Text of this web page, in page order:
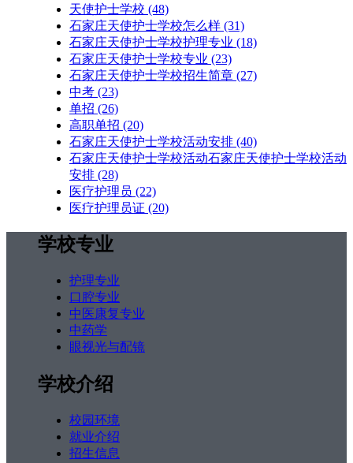
天使护士学校 (48)
石家庄天使护士学校怎么样 (31)
石家庄天使护士学校护理专业 (18)
石家庄天使护士学校专业 (23)
石家庄天使护士学校招生简章 (27)
中考 (23)
单招 (26)
高职单招 (20)
石家庄天使护士学校活动安排 (40)
石家庄天使护士学校活动石家庄天使护士学校活动
安排 (28)
医疗护理员 (22)
医疗护理员证 (20)
学校专业
护理专业
口腔专业
中医康复专业
中药学
眼视光与配镜
学校介绍
校园环境
就业介绍
招生信息